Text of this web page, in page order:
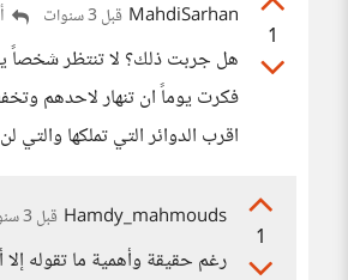
1
MahdiSarhan قبل 3 سنوات
هل جربت ذلك؟ لا تنتظر شخصاً
فكرت يوماً ان تنهار لاحدهم
اقرب الدوائر التي تملكها
1
Hamdy_mahmouds قبل 3 سنوات
رغم حقيقة وأهمية ما تقوله